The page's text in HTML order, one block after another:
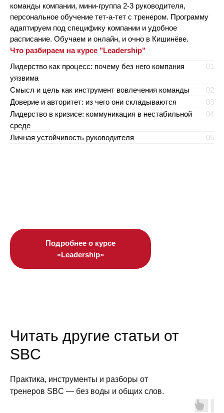
команды компании, мини-группа 2-3 руководителя,
персональное обучение тет-а-тет с тренером. Программу
адаптируем под специфику компании и удобное
расписание. Обучаем и онлайн, и очно в Кишинёве.
Что разбираем на курсе "Leadership"
Лидерство как процесс: почему без него компания
уязвима
01
Смысл и цель как инструмент вовлечения команды
02
Доверие и авторитет: из чего они складываются
03
Лидерство в кризисе: коммуникация в нестабильной
среде
04
Личная устойчивость руководителя 05
Подробнее о курсе
«Leadership»
Читать другие статьи от
SBC
Практика, инструменты и разборы от
тренеров SBC — без воды и общих слов.